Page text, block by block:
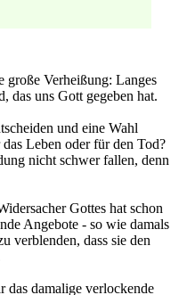
große Verheißung: Langes
das uns Gott gegeben hat.
und eine Wahl
Leben oder für den Tod?
nicht schwer fallen, denn
Gottes hat schon
Angebote - so wie damals
verblenden, dass sie den
damalige verlockende